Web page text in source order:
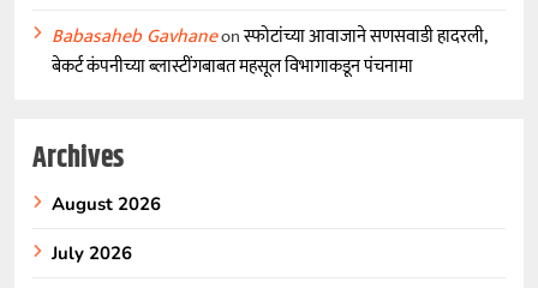
Babasaheb Gavhaneonस्फोटांच्या आवाजाने सणसवाडी हादरली,
बेकर्ट कंपनीच्या ब्लास्टींगबाबत महसूल विभागाकडून पंचनामा
Archives
August 2026
July 2026